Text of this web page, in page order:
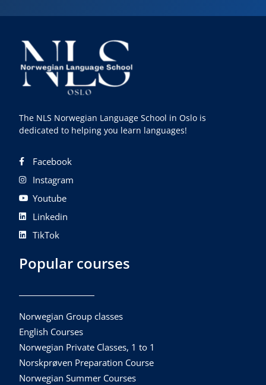
The NLS Norwegian Language School in Oslo is
dedicated to helping you learn languages!
Facebook
Instagram
Youtube
Linkedin
TikTok
Popular courses
Norwegian Group classes
English Courses
Norwegian Private Classes, 1 to 1
Norskprøven Preparation Course
Norwegian Summer Courses